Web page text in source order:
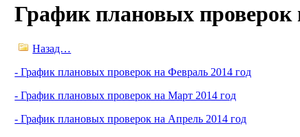
График плановых проверок
Назад…
- График плановых проверок на Февраль 2014 год
- График плановых проверок на Март 2014 год
- График плановых проверок на Апрель 2014 год